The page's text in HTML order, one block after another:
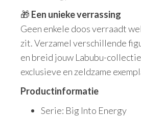
🎁 Een unieke verrassing
Geen enkele doos verraadt
zit. Verzamel verschillende
en breid jouw Labubu-
exclusieve en zeldzame
Productinformatie
Serie: Big Into Energy